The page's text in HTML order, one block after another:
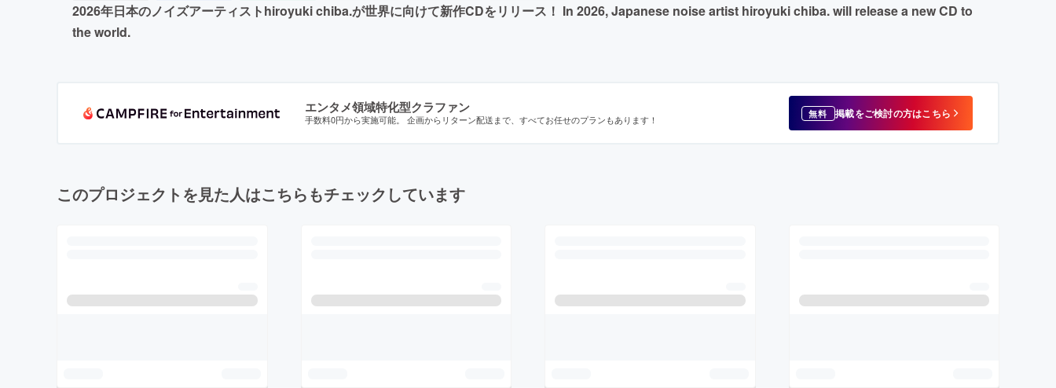
2026年日本のノイズアーティストhiroyuki chiba.が世界に向けて新作CDをリリース！ In 2026, Japanese noise artist hiroyuki chiba. will release a new CD to
the world.
エンタメ領域特化型クラファン
手数料0円から実施可能。 企画からリターン配送まで、すべてお任せのプランもあります！ 無料 掲載をご検討の方はこちら
このプロジェクトを見た人はこちらもチェックしています